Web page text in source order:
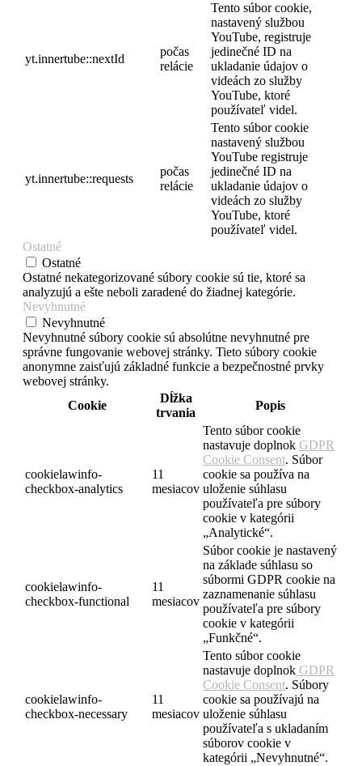
yt.innertube::nextId
počas
relácie
Tento súbor cookie,
nastavený službou
YouTube, registruje
jedinečné ID na
ukladanie údajov o
videách zo služby
YouTube, ktoré
používateľ videl.
yt.innertube::requests
počas
relácie
Tento súbor cookie
nastavený službou
YouTube registruje
jedinečné ID na
ukladanie údajov o
videách zo služby
YouTube, ktoré
používateľ videl.
Ostatné
Ostatné
Ostatné nekategorizované súbory cookie sú tie, ktoré sa
analyzujú a ešte neboli zaradené do žiadnej kategórie.
Nevyhnutné
Nevyhnutné
Nevyhnutné súbory cookie sú absolútne nevyhnutné pre
správne fungovanie webovej stránky. Tieto súbory cookie
anonymne zaisťujú základné funkcie a bezpečnostné prvky
webovej stránky.
Cookie
Dĺžka
trvania
Popis
cookielawinfo-
checkbox-analytics
11
mesiacov
Tento súbor cookie
nastavuje doplnok GDPR
Cookie Consent. Súbor
cookie sa používa na
uloženie súhlasu
používateľa pre súbory
cookie v kategórii
„Analytické“.
cookielawinfo-
checkbox-functional
11
mesiacov
Súbor cookie je nastavený
na základe súhlasu so
súbormi GDPR cookie na
zaznamenanie súhlasu
používateľa pre súbory
cookie v kategórii
„Funkčné“.
cookielawinfo-
checkbox-necessary
11
mesiacov
Tento súbor cookie
nastavuje doplnok GDPR
Cookie Consent. Súbory
cookie sa používajú na
uloženie súhlasu
používateľa s ukladaním
súborov cookie v
kategórii „Nevyhnutné“.